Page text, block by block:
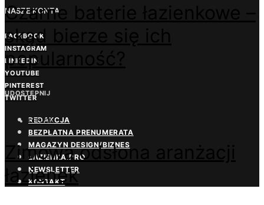
NASZE KONTA
FACEBOOK
INSTAGRAM
LINKEDIN
YOUTUBE
PINTEREST
TWITTER
REDAKCJA
BEZPŁATNA PRENUMERATA
MAGAZYN DESIGN/BIZNES
ŁAZIENKA.PRO
NEWSLETTER
KONTAKT
Czarne baterie łazienkowe –
skąd bierze się ich
popularność?
UDOSTĘPNIJ
DESIGN
Zimowa odsłona aranżacji
łazienek